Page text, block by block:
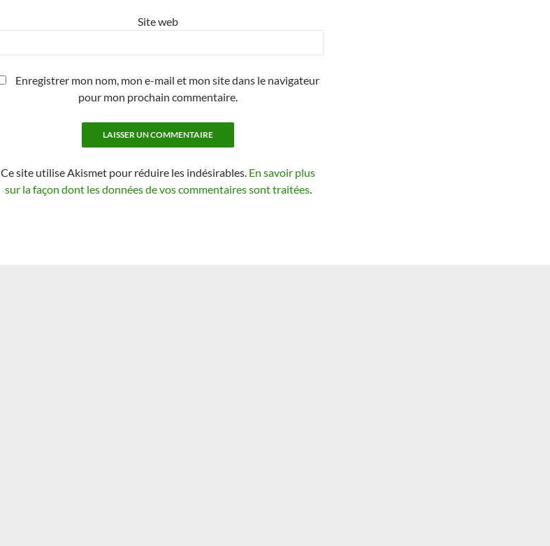
Site web
Enregistrer mon nom, mon e-mail et mon site dans le navigateur
pour mon prochain commentaire.
Ce site utilise Akismet pour réduire les indésirables. En savoir plus
sur la façon dont les données de vos commentaires sont traitées.